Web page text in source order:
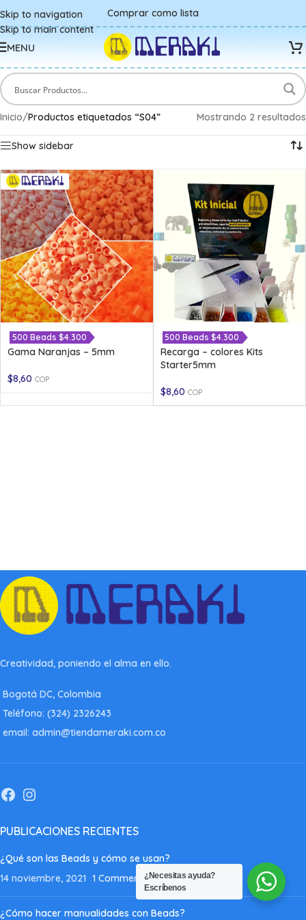
Skip to navigation
Skip to main content
Comprar como lista
MENU
Inicio/Productos etiquetados “S04” Mostrando 2 resultados
Show sidebar
500 Beads $4.300
Gama Naranjas – 5mm
$8,60 COP
500 Beads $4.300
Recarga – colores Kits
Starter5mm
$8,60 COP
Creatividad, poniendo el alma en ello.
Bogotá DC, Colombia
Teléfono: (324) 2326243
email: admin@tiendameraki.com.co
PUBLICACIONES RECIENTES
¿Qué son las Beads y cómo se usan?
14 noviembre, 2021 1 Comment
¿Cómo hacer manualidades con Beads?
¿Necesitas ayuda?
Escríbenos